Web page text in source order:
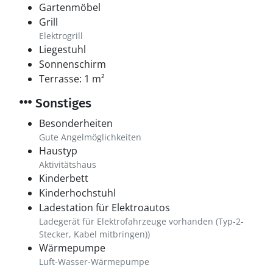
Gartenmöbel
Grill
Elektrogrill
Liegestuhl
Sonnenschirm
Terrasse: 1 m²
Sonstiges
Besonderheiten
Gute Angelmöglichkeiten
Haustyp
Aktivitätshaus
Kinderbett
Kinderhochstuhl
Ladestation für Elektroautos
Ladegerät für Elektrofahrzeuge vorhanden (Typ-2-
Stecker, Kabel mitbringen))
Wärmepumpe
Luft-Wasser-Wärmepumpe